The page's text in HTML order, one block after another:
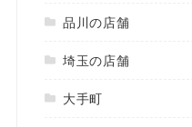
品川の店舗
埼玉の店舗
大手町